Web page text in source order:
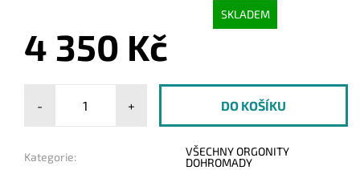
SKLADEM
4 350 Kč
- +
Kategorie:
VŠECHNY ORGONITY
DOHROMADY